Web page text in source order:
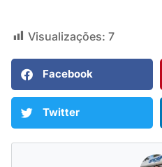
Visualizações: 7
Facebook
Twitter